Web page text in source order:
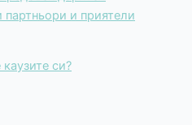
партньори и приятели
си?